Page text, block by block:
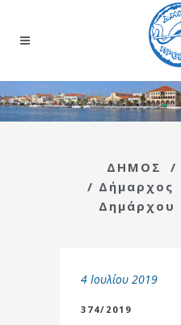
ΔΗΜΟΣ /
/ Δήμαρχος
Δημάρχου
4 Ιουλίου 2019
374/2019